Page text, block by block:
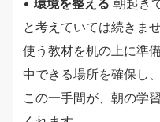
と考えていては続きま
使う教材を机の上に準
中できる場所を確保し
この一手間が、朝の学